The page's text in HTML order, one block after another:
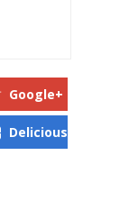
Google+
Delicious